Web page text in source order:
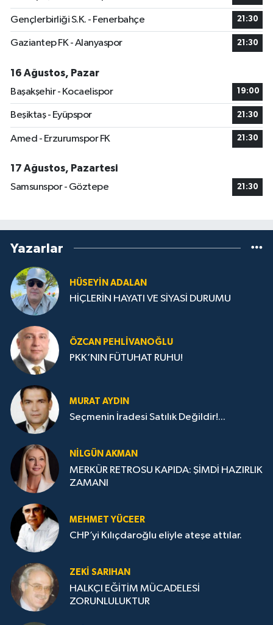
Gençlerbirliği S.K. - Fenerbahçe 21:30
Gaziantep FK - Alanyaspor 21:30
16 Ağustos, Pazar
Başakşehir - Kocaelispor
19:00
Beşiktaş - Eyüpspor 21:30
Amed - Erzurumspor FK 21:30
17 Ağustos, Pazartesi
Samsunspor - Göztepe
21:30
Yazarlar
HÜSEYIN ADALAN
HİÇLERİN HAYATI VE SİYASİ DURUMU
ÖZCAN PEHLIVANOĞLU
PKK’NIN FÜTUHAT RUHU!
MURAT AYDIN
Seçmenin İradesi Satılık Değildir!...
NILGÜN AKMAN
MERKÜR RETROSU KAPIDA: ŞİMDİ HAZIRLIK
ZAMANI
MEHMET YÜCEER
CHP’yi Kılıçdaroğlu eliyle ateşe attılar.
ZEKI SARIHAN
HALKÇI EĞİTİM MÜCADELESİ
ZORUNLULUKTUR